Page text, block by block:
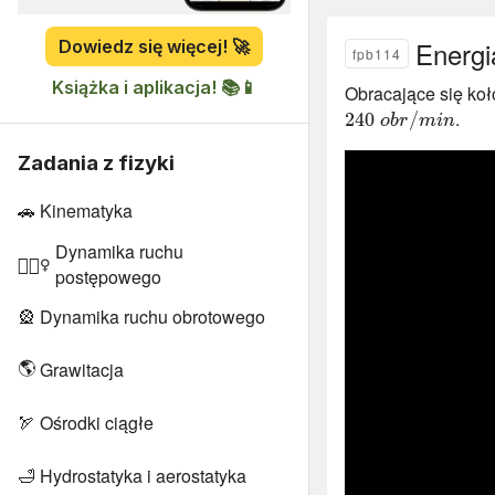
Dowiedz się więcej! 🚀
Książka i aplikacja! 📚📱
Zadania z fizyki
🚗 Kinematyka
🏋🏻‍♀️ Dynamika ruchu
postępowego
🎡 Dynamika ruchu obrotowego
🌎Grawitacja
🏹 Ośrodki ciągłe
🛁 Hydrostatyka i aerostatyka
fpb114
Obracające się
240 obr/min.